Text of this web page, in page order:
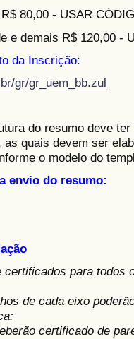
80,00 - USAR
e demais R$ 120,00 -
da Inscrição:
gr/gr_uem_bb.zul
do resumo deve
quais devem ser
o modelo do
envio do resumo:
certificados para todos
de cada eixo
certificado de